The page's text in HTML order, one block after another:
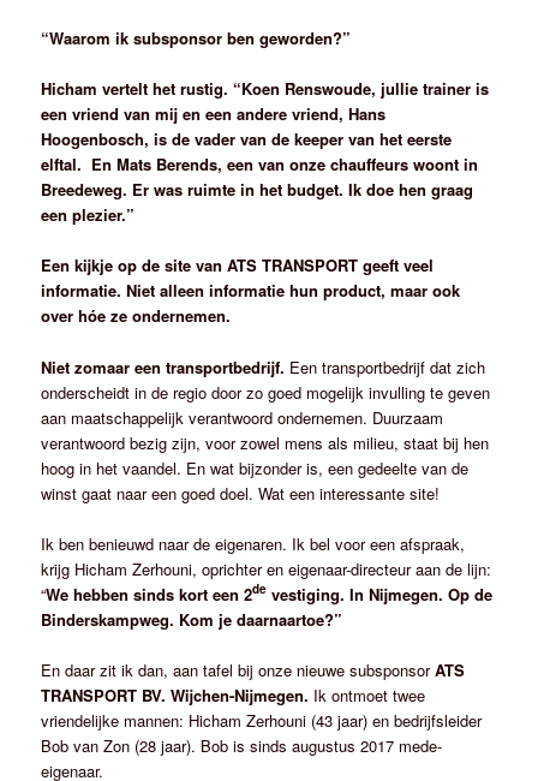
“Waarom ik subsponsor ben geworden?”
Hicham vertelt het rustig. “Koen Renswoude, jullie trainer is
een vriend van mij en een andere vriend, Hans
Hoogenbosch, is de vader van de keeper van het eerste
elftal. En Mats Berends, een van onze chauffeurs woont in
Breedeweg. Er was ruimte in het budget. Ik doe hen graag
een plezier.”
Een kijkje op de site van ATS TRANSPORT geeft veel
informatie. Niet alleen informatie hun product, maar ook
over hóe ze ondernemen.
Niet zomaar een transportbedrijf. Een transportbedrijf dat zich
onderscheidt in de regio door zo goed mogelijk invulling te geven
aan maatschappelijk verantwoord ondernemen. Duurzaam
verantwoord bezig zijn, voor zowel mens als milieu, staat bij hen
hoog in het vaandel. En wat bijzonder is, een gedeelte van de
winst gaat naar een goed doel. Wat een interessante site!
Ik ben benieuwd naar de eigenaren. Ik bel voor een afspraak,
krijg Hicham Zerhouni, oprichter en eigenaar-directeur aan de lijn:
“We hebben sinds kort een 2de vestiging. In Nijmegen. Op de
Binderskampweg. Kom je daarnaartoe?”
En daar zit ik dan, aan tafel bij onze nieuwe subsponsorATS
TRANSPORT BV. Wijchen-Nijmegen. Ik ontmoet twee
vriendelijke mannen: Hicham Zerhouni (43 jaar) en bedrijfsleider
Bob van Zon (28 jaar). Bob is sinds augustus 2017 mede-
eigenaar.